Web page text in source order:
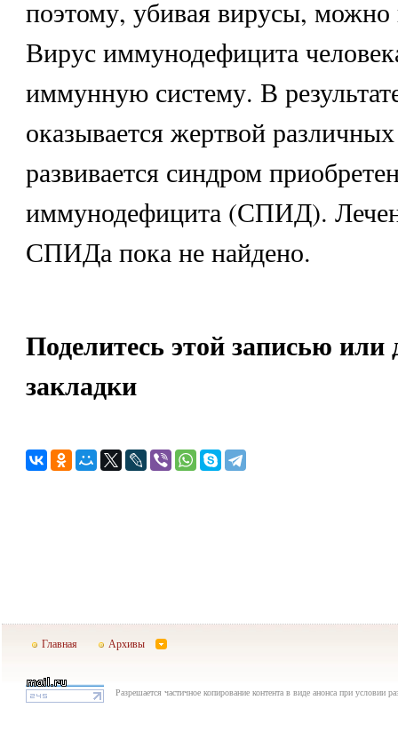
поэтому, убивая вирусы, можно
Вирус иммунодефицита
иммунную систему. В
оказывается жертвой
развивается синдром
иммунодефицита (СПИД).
СПИДа пока не найдено.
Поделитесь этой записью или
закладки
Главная Архивы
Разрешается частичное копирование контента в виде анонса при условии